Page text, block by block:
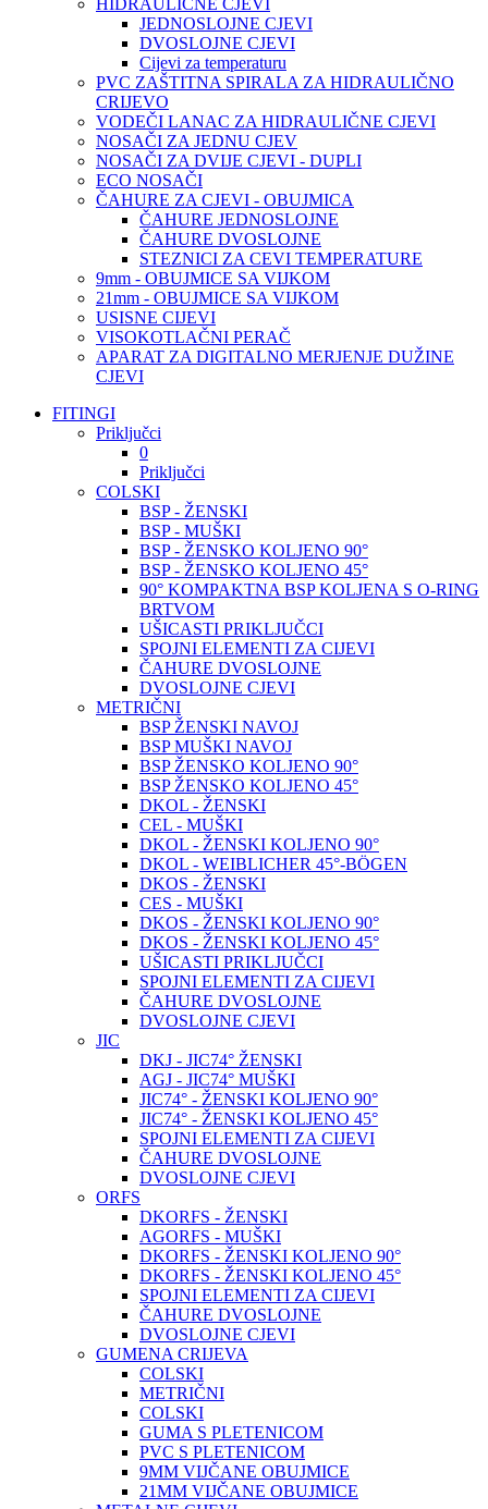
HIDRAULIČNE CJEVI
JEDNOSLOJNE CJEVI
DVOSLOJNE CJEVI
Cijevi za temperaturu
PVC ZAŠTITNA SPIRALA ZA HIDRAULIČNO
CRIJEVO
VODEČI LANAC ZA HIDRAULIČNE CJEVI
NOSAČI ZA JEDNU CJEV
NOSAČI ZA DVIJE CJEVI - DUPLI
ECO NOSAČI
ČAHURE ZA CJEVI - OBUJMICA
ČAHURE JEDNOSLOJNE
ČAHURE DVOSLOJNE
STEZNICI ZA CEVI TEMPERATURE
9mm - OBUJMICE SA VIJKOM
21mm - OBUJMICE SA VIJKOM
USISNE CIJEVI
VISOKOTLAČNI PERAČ
APARAT ZA DIGITALNO MERJENJE DUŽINE
CJEVI
FITINGI
Priključci
0
Priključci
COLSKI
BSP - ŽENSKI
BSP - MUŠKI
BSP - ŽENSKO KOLJENO 90°
BSP - ŽENSKO KOLJENO 45°
90° KOMPAKTNA BSP KOLJENA S O-RING
BRTVOM
UŠICASTI PRIKLJUČCI
SPOJNI ELEMENTI ZA CIJEVI
ČAHURE DVOSLOJNE
DVOSLOJNE CJEVI
METRIČNI
BSP ŽENSKI NAVOJ
BSP MUŠKI NAVOJ
BSP ŽENSKO KOLJENO 90°
BSP ŽENSKO KOLJENO 45°
DKOL - ŽENSKI
CEL - MUŠKI
DKOL - ŽENSKI KOLJENO 90°
DKOL - WEIBLICHER 45°-BÖGEN
DKOS - ŽENSKI
CES - MUŠKI
DKOS - ŽENSKI KOLJENO 90°
DKOS - ŽENSKI KOLJENO 45°
UŠICASTI PRIKLJUČCI
SPOJNI ELEMENTI ZA CIJEVI
ČAHURE DVOSLOJNE
DVOSLOJNE CJEVI
JIC
DKJ - JIC74° ŽENSKI
AGJ - JIC74° MUŠKI
JIC74° - ŽENSKI KOLJENO 90°
JIC74° - ŽENSKI KOLJENO 45°
SPOJNI ELEMENTI ZA CIJEVI
ČAHURE DVOSLOJNE
DVOSLOJNE CJEVI
ORFS
DKORFS - ŽENSKI
AGORFS - MUŠKI
DKORFS - ŽENSKI KOLJENO 90°
DKORFS - ŽENSKI KOLJENO 45°
SPOJNI ELEMENTI ZA CIJEVI
ČAHURE DVOSLOJNE
DVOSLOJNE CJEVI
GUMENA CRIJEVA
COLSKI
METRIČNI
COLSKI
GUMA S PLETENICOM
PVC S PLETENICOM
9MM VIJČANE OBUJMICE
21MM VIJČANE OBUJMICE